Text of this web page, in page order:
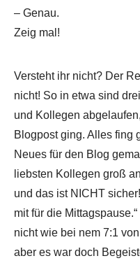
– Genau.
Zeig mal!
Versteht ihr nicht? Der
nicht! So in etwa sind
und Kollegen
Blogpost ging. Alles fing
Neues für den Blog
liebsten Kollegen groß
und das ist NICHT
mit für die
nicht wie bei nem 7:1
aber es war doch